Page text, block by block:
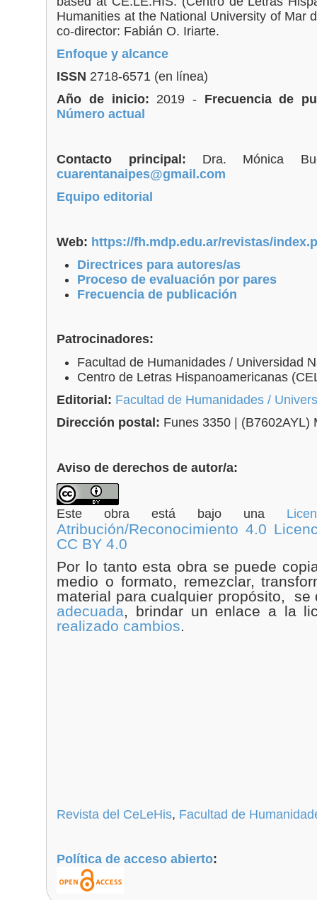
Humanities at the National University of Mar
co-director: Fabián O. Iriarte.
Enfoque y alcance
ISSN 2718-6571 (en línea)
Año de inicio: 2019 - Frecuencia de
Número actual
Contacto principal: Dra. Mónica
cuarentanaipes@gmail.com
Equipo editorial
Web: https://fh.mdp.edu.ar/revistas/
Directrices para autores/as
Proceso de evaluación por pares
Frecuencia de publicación
Patrocinadores:
Facultad de Humanidades / Universidad
Centro de Letras Hispanoamericanas
Editorial: Facultad de Humanidades /
Dirección postal: Funes 3350 | (B7602AYL)
Aviso de derechos de autor/a:
Este obra está bajo una
Atribución/Reconocimiento 4.0
CC BY 4.0
Por lo tanto esta obra se puede
medio o formato, remezclar,
material para cualquier propósito, se
adecuada, brindar un enlace a la
realizado cambios.
Revista del CeLeHis, Facultad de
Política de acceso abierto: